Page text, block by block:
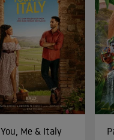
You, Me & Italy